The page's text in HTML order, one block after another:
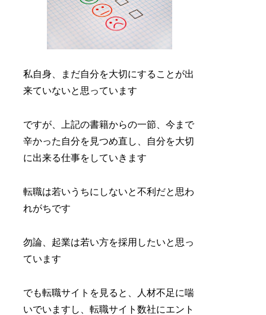
私自身、まだ自分を大切にすることが出
来ていないと思っています
ですが、上記の書籍からの一節、今まで
辛かった自分を見つめ直し、自分を大切
に出来る仕事をしていきます
転職は若いうちにしないと不利だと思わ
れがちです
勿論、起業は若い方を採用したいと思っ
ています
でも転職サイトを見ると、人材不足に喘
いでいますし、転職サイト数社にエント